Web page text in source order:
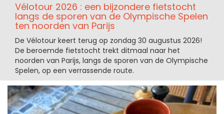
Vélotour 2026 : een bijzondere fietstocht
langs de sporen van de Olympische Spelen
ten noorden van Parijs
De Vélotour keert terug op zondag 30 augustus 2026!
De beroemde fietstocht trekt ditmaal naar het
noorden van Parijs, langs de sporen van de Olympische
Spelen, op een verrassende route.